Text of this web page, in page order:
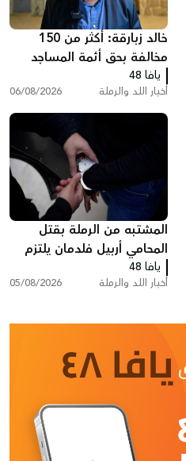
خالد زبارقة: أكثر من 150
مخالفة بحق أئمة المساجد
بسبب رفع الأذان في اللد
يافا 48
أخبار اللد والرملة 06/08/2026
المشتبه من الرملة بقتل
المحامي أربيل فلدمان يلتزم
الصمت في التحقيق ويقول:
"أنا مريض نفسيًا"
يافا 48
أخبار اللد والرملة 05/08/2026